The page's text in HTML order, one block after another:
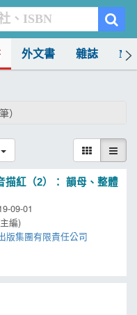
外文書 雜誌
筆）
描紅（2）： 韻母、整體
09-01
編)
版集團有限責任公司